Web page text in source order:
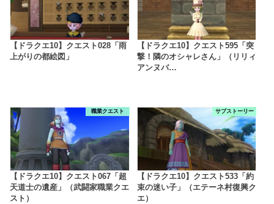
【ドラクエ10】クエスト028「雨
上がりの都絵図」
【ドラクエ10】クエスト595「突
撃！隣のオシャレさん」（リリィ
アンヌバ…
職業クエスト
【ドラクエ10】クエスト067「超
天道士の遺産」（武闘家職業クエ
スト）
サブストーリー
【ドラクエ10】クエスト533「約
束の迷い子」（エテーネ村復興ク
エ）